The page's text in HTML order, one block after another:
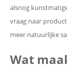
alsnog
vraag naar
meer natuurlijke
Wat